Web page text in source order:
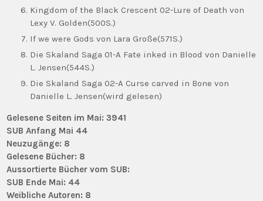
Kingdom of the Black Crescent 02-Lure of Death von
Lexy V. Golden(500S.)
If we were Gods von Lara Große(571S.)
Die Skaland Saga 01-A Fate inked in Blood von Danielle
L. Jensen(544S.)
Die Skaland Saga 02-A Curse carved in Bone von
Danielle L. Jensen(wird gelesen)
Gelesene Seiten im Mai: 3941
SUB Anfang Mai 44
Neuzugänge: 8
Gelesene Bücher: 8
Aussortierte Bücher vom SUB:
SUB Ende Mai: 44
Weibliche Autoren: 8